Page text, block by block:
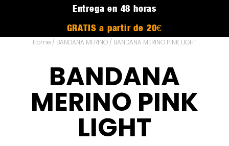
Entrega en 48 horas
GRATIS a partir de 20€
Home / BANDANA MERINO / BANDANA MERINO PINK LIGHT
BANDANA
MERINO PINK
LIGHT